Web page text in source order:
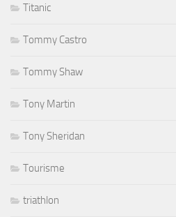
Titanic
Tommy Castro
Tommy Shaw
Tony Martin
Tony Sheridan
Tourisme
triathlon